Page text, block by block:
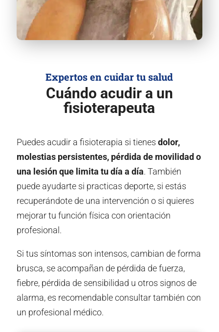
Expertos en cuidar tu salud
Cuándo acudir a un
fisioterapeuta
Puedes acudir a fisioterapia si tienes dolor,
molestias persistentes, pérdida de movilidad o
una lesión que limita tu día a día. También
puede ayudarte si practicas deporte, si estás
recuperándote de una intervención o si quieres
mejorar tu función física con orientación
profesional.
Si tus síntomas son intensos, cambian de forma
brusca, se acompañan de pérdida de fuerza,
fiebre, pérdida de sensibilidad u otros signos de
alarma, es recomendable consultar también con
un profesional médico.